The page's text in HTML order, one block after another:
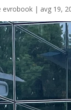
evrobook | avg 19,